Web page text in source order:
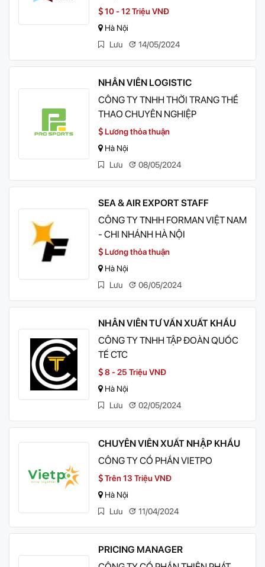
10 - 12 Triệu VNĐ
Hà Nội
Lưu
14/05/2024
NHÂN VIÊN LOGISTIC
CÔNG TY TNHH THỜI TRANG THỂ
THAO CHUYÊN NGHIỆP
Lương thỏa thuận
Hà Nội
Lưu
08/05/2024
SEA & AIR EXPORT STAFF
CÔNG TY TNHH FORMAN VIỆT NAM
- CHI NHÁNH HÀ NỘI
Lương thỏa thuận
Hà Nội
Lưu
06/05/2024
NHÂN VIÊN TƯ VẤN XUẤT KHẨU
CÔNG TY TNHH TẬP ĐOÀN QUỐC
TẾ CTC
8 - 25 Triệu VNĐ
Hà Nội
Lưu
02/05/2024
CHUYÊN VIÊN XUẤT NHẬP KHẨU
CÔNG TY CỔ PHẦN VIETPO
Trên 13 Triệu VNĐ
Hà Nội
Lưu
11/04/2024
PRICING MANAGER